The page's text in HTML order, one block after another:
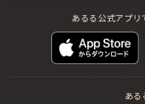
あるる公式アプリ
ある